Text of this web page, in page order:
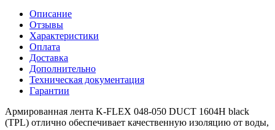
Описание
Отзывы
Характеристики
Оплата
Доставка
Дополнительно
Техническая документация
Гарантии
Армированная лента K-FLEX 048-050 DUCT 1604H black
(TPL) отлично обеспечивает качественную изоляцию от воды,